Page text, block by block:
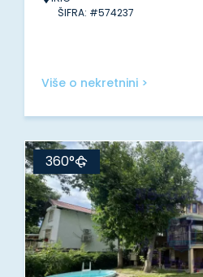
ŠIFRA: #574237
Više o nekretnini >
360°